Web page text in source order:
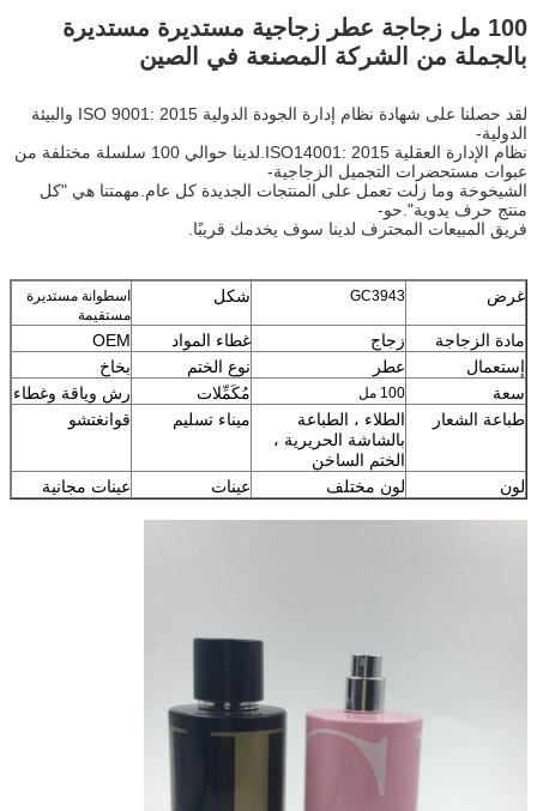
100 مل زجاجة عطر زجاجية مستديرة مستديرة
بالجملة من الشركة المصنعة في الصين
لقد حصلنا على شهادة نظام إدارة الجودة الدولية ISO 9001: 2015 والبيئة
الدولية-
نظام الإدارة العقلية ISO14001: 2015.لدينا حوالي 100 سلسلة مختلفة من
عبوات مستحضرات التجميل الزجاجية-
الشيخوخة وما زلت تعمل على المنتجات الجديدة كل عام.مهمتنا هي "كل
منتج حرف يدوية".حو-
فريق المبيعات المحترف لدينا سوف يخدمك قريبًا.
غرض GC3943 شكل
اسطوانة مستديرة
مستقيمة
مادة الزجاجة زجاج غطاء المواد
OEM
إستعمال
عطر نوع الختم
بخاخ
سعة
100 مل مُكَمِّلات
رش وياقة وغطاء
طباعة الشعار
الطلاء ، الطباعة
بالشاشة الحريرية ،
الختم الساخن
ميناء تسليم قوانغتشو
لون لون مختلف عينات عينات مجانية